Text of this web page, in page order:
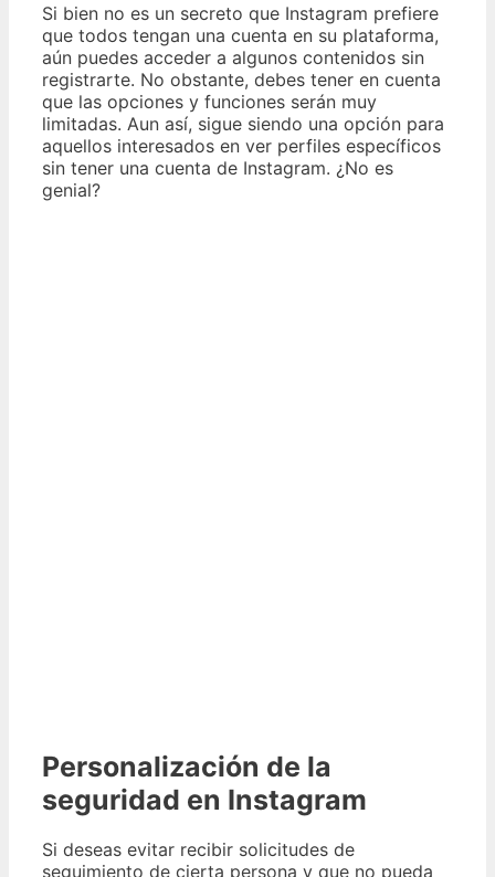
Si bien no es un secreto que Instagram prefiere
que todos tengan una cuenta en su plataforma,
aún puedes acceder a algunos contenidos sin
registrarte. No obstante, debes tener en cuenta
que las opciones y funciones serán muy
limitadas. Aun así, sigue siendo una opción para
aquellos interesados en ver perfiles específicos
sin tener una cuenta de Instagram. ¿No es
genial?
Personalización de la
seguridad en Instagram
Si deseas evitar recibir solicitudes de
seguimiento de cierta persona y que no pueda